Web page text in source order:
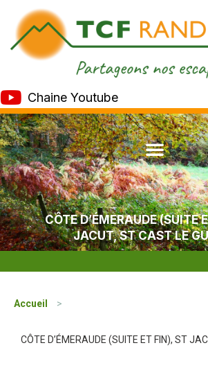
Chaine Youtube
CÔTE D’ÉMERAUDE (SUITE
JACUT, ST CAST LE
Accueil >
CÔTE D’ÉMERAUDE (SUITE ET FIN), ST